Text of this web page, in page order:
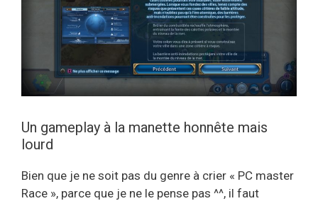
Un gameplay à la manette honnête mais
lourd
Bien que je ne soit pas du genre à crier « PC master
Race », parce que je ne le pense pas ^^, il faut